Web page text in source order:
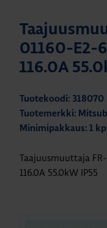
01160-E2-
116.0A
Tuotekoodi: 318070
Tuotemerkki:
Minimipakkaus: 1 kpl
Taajuusmuuttaja
116.0A 55.0kW IP55